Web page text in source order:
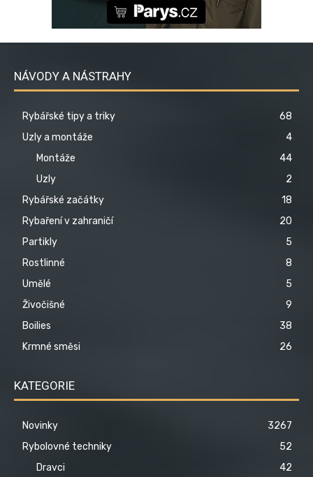
NÁVODY A NÁSTRAHY
Rybářské tipy a triky
68
Uzly a montáže
4
Montáže
44
Uzly
2
Rybářské začátky
18
Rybaření v zahraničí
20
Partikly
5
Rostlinné
8
Umělé
5
Živočišné
9
Boilies
38
Krmné směsi
26
KATEGORIE
Novinky
3267
Rybolovné techniky
52
Dravci
42